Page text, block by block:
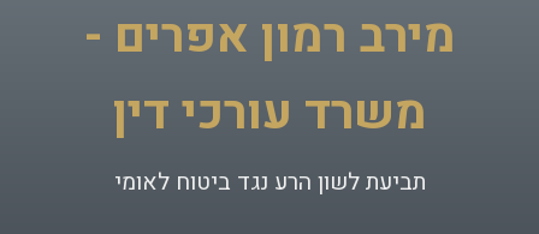
מירב רמון אפרים -
משרד עורכי דין
תביעת לשון הרע נגד ביטוח לאומי